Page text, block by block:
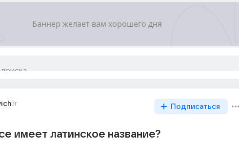
3г Подписаться
имеет латинское название?